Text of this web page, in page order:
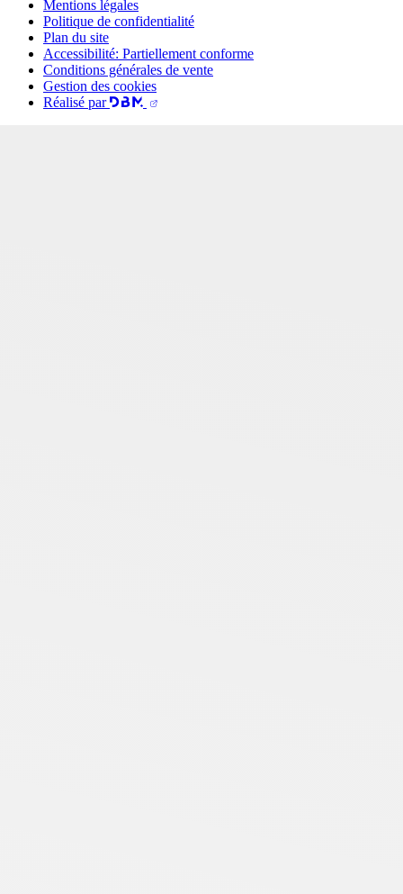
Mentions légales
Politique de confidentialité
Plan du site
Accessibilité: Partiellement conforme
Conditions générales de vente
Gestion des cookies
Réalisé par